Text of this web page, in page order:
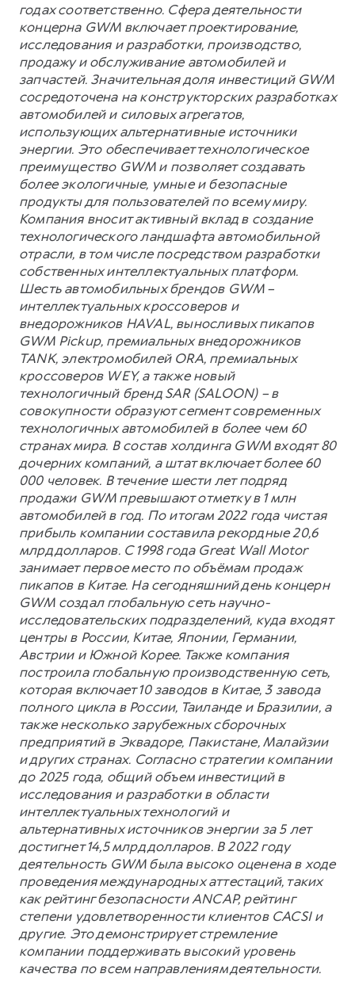
годах соответственно. Сфера деятельности
концерна GWM включает проектирование,
исследования и разработки, производство,
продажу и обслуживание автомобилей и
запчастей. Значительная доля инвестиций GWM
сосредоточена на конструкторских разработках
автомобилей и силовых агрегатов,
использующих альтернативные источники
энергии. Это обеспечивает технологическое
преимущество GWM и позволяет создавать
более экологичные, умные и безопасные
продукты для пользователей по всему миру.
Компания вносит активный вклад в создание
технологического ландшафта автомобильной
отрасли, в том числе посредством разработки
собственных интеллектуальных платформ.
Шесть автомобильных брендов GWM –
интеллектуальных кроссоверов и
внедорожников HAVAL, выносливых пикапов
GWM Pickup, премиальных внедорожников
TANK, электромобилей ORA, премиальных
кроссоверов WEY, а также новый
технологичный бренд SAR (SALOON) – в
совокупности образуют сегмент современных
технологичных автомобилей в более чем 60
странах мира. В состав холдинга GWM входят 80
дочерних компаний, а штат включает более 60
000 человек. В течение шести лет подряд
продажи GWM превышают отметку в 1 млн
автомобилей в год. По итогам 2022 года чистая
прибыль компании составила рекордные 20,6
млрд долларов. С 1998 года Great Wall Motor
занимает первое место по объёмам продаж
пикапов в Китае. На сегодняшний день концерн
GWM создал глобальную сеть научно-
исследовательских подразделений, куда входят
центры в России, Китае, Японии, Германии,
Австрии и Южной Корее. Также компания
построила глобальную производственную сеть,
которая включает 10 заводов в Китае, 3 завода
полного цикла в России, Таиланде и Бразилии, а
также несколько зарубежных сборочных
предприятий в Эквадоре, Пакистане, Малайзии
и других странах. Согласно стратегии компании
до 2025 года, общий объем инвестиций в
исследования и разработки в области
интеллектуальных технологий и
альтернативных источников энергии за 5 лет
достигнет 14,5 млрд долларов. В 2022 году
деятельность GWM была высоко оценена в ходе
проведения международных аттестаций, таких
как рейтинг безопасности ANCAP, рейтинг
степени удовлетворенности клиентов CACSI и
другие. Это демонстрирует стремление
компании поддерживать высокий уровень
качества по всем направлениям деятельности.